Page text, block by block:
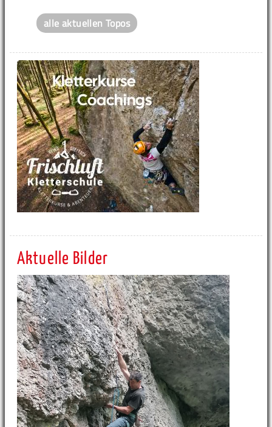
alle aktuellen Topos
Aktuelle Bilder